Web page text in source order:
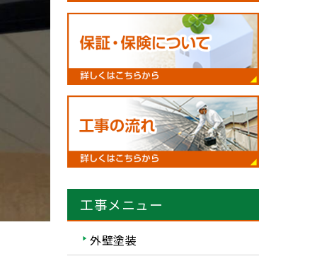
工事メニュー
外壁塗装